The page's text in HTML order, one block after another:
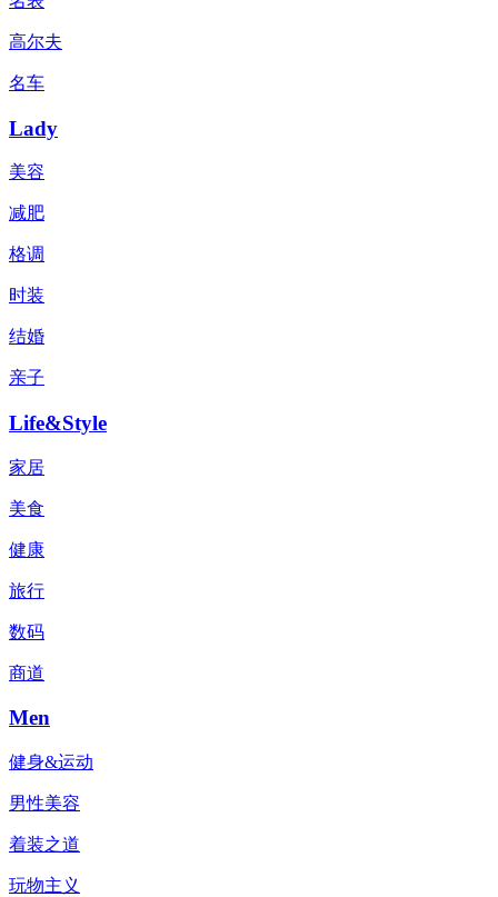
高尔夫
名车
Lady
美容
减肥
格调
时装
结婚
亲子
Life&Style
家居
美食
健康
旅行
数码
商道
Men
健身&运动
男性美容
着装之道
玩物主义